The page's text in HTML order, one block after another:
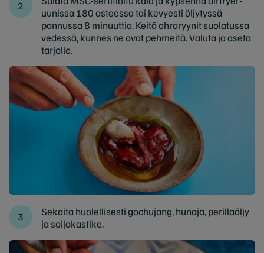
uunissa 180 asteessa tai kevyesti öljytyssä
pannussa 8 minuuttia. Keitä ohraryynit suolatussa
vedessä, kunnes ne ovat pehmeitä. Valuta ja aseta
tarjolle.
Sekoita huolellisesti gochujang, hunaja, perillaöljy
ja soijakastike.